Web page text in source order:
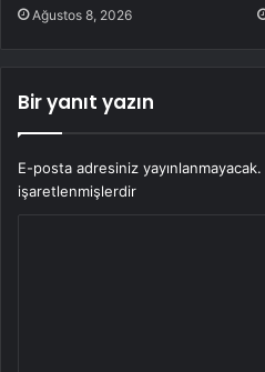
Ağustos 8, 2026
Bir yanıt yazın
E-posta adresiniz yayınlanmayacak.
işaretlenmişlerdir